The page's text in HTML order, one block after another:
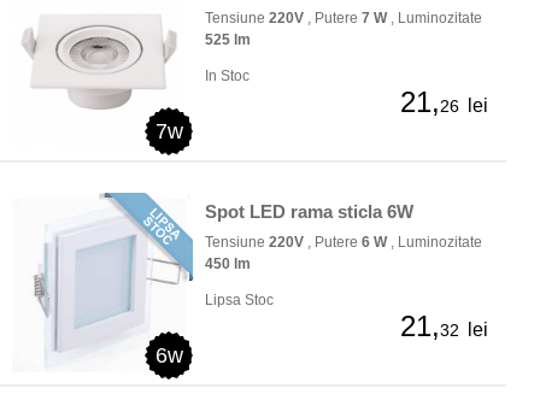
7w
Tensiune 220V , Putere 7 W, Luminozitate
525 lm
In Stoc
21,26 lei
6w
Spot LED rama sticla 6W
Tensiune 220V , Putere 6 W, Luminozitate
450 lm
Lipsa Stoc
21,32 lei